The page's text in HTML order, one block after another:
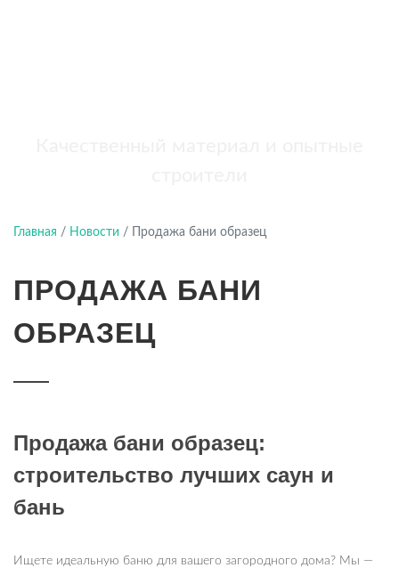
Главная / Новости / Продажа бани образец
ПРОДАЖА БАНИ
ОБРАЗЕЦ
Продажа бани образец:
строительство лучших саун и
бань
Ищете идеальную баню для вашего загородного дома? Мы —